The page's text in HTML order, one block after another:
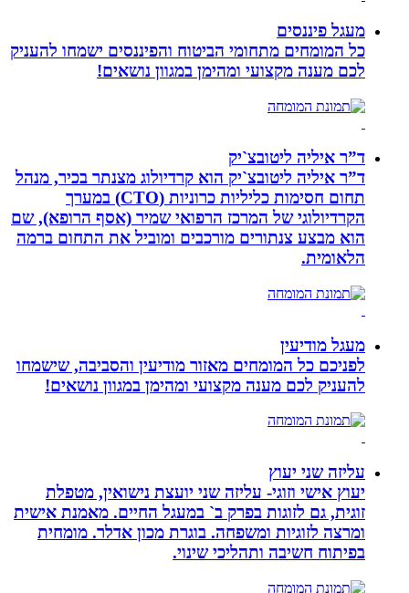
מעגל פיננסים
כל המומחים מתחומי הביטוח והפיננסים ישמחו להעניק
לכם מענה מקצועי ומהימן במגוון נושאים!
ד”ר איליה ליטובצ`יק
ד”ר איליה ליטובצ`יק הוא קרדיולוג מצנתר בכיר, מנהל
תחום חסימות כליליות כרוניות (CTO) במערך
הקרדיולוגי של המרכז הרפואי שמיר (אסף הרופא), שם
הוא מבצע צנתורים מורכבים ומוביל את התחום ברמה
הלאומית.
מעגל מודיעין
לפניכם כל המומחים מאזור מודיעין והסביבה, שישמחו
להעניק לכם מענה מקצועי ומהימן במגוון נושאים!
עליזה שני יעוץ
יעוץ אישי וזוגי- עליזה שני יועצת נישואין, מטפלת
זוגית, גם לזוגות בפרק ב` במעגל החיים. מאמנת אישית
ומרצה לזוגיות ומשפחה. בוגרת מכון אדלר. מומחית
בפיתוח חשיבה ותהליכי שינוי.